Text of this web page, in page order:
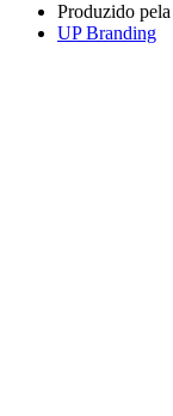
Produzido pela
UP Branding